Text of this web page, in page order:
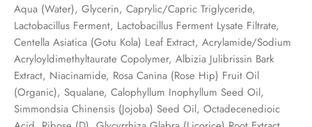
Aqua (Water), Glycerin, Caprylic/Capric Triglyceride,
Lactobacillus Ferment, Lactobacillus Ferment Lysate Filtrate,
Centella Asiatica (Gotu Kola) Leaf Extract, Acrylamide/Sodium
Acryloyldimethyltaurate Copolymer, Albizia Julibrissin Bark
Extract, Niacinamide, Rosa Canina (Rose Hip) Fruit Oil
(Organic), Squalane, Calophyllum Inophyllum Seed Oil,
Simmondsia Chinensis (Jojoba) Seed Oil, Octadecenedioic